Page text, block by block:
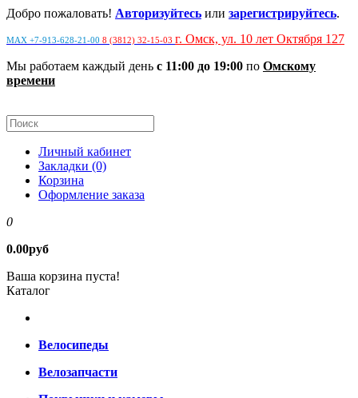
Добро пожаловать! Авторизуйтесь или зарегистрируйтесь.
MAX +7-913-628-21-00 8 (3812) 32-15-03 г. Омск, ул. 10 лет Октября 127
Мы работаем каждый день с 11:00 до 19:00 по Омскому
времени
Личный кабинет
Закладки (0)
Корзина
Оформление заказа
0
0.00руб
Ваша корзина пуста!
Каталог
Велосипеды
Велозапчасти